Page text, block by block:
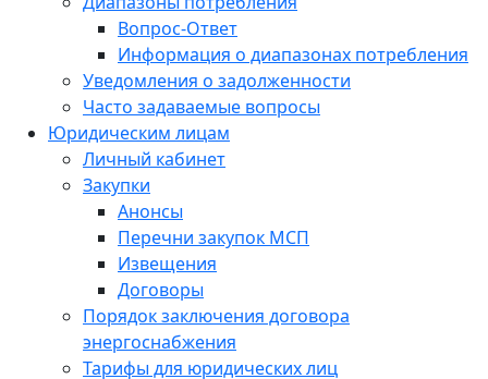
Вопрос-Ответ
Информация о диапазонах потребления
Уведомления о задолженности
Часто задаваемые вопросы
Юридическим лицам
Личный кабинет
Закупки
Анонсы
Перечни закупок МСП
Извещения
Договоры
Порядок заключения договора
энергоснабжения
Тарифы для юридических лиц